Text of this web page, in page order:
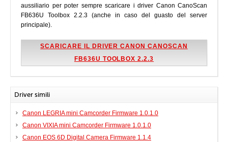
aussiliario per poter sempre scaricare i driver Canon CanoScan
FB636U Toolbox 2.2.3 (anche in caso del guasto del server
principale).
SCARICARE IL DRIVER CANON CANOSCAN
FB636U TOOLBOX 2.2.3
Driver simili
Canon LEGRIA mini Camcorder Firmware 1.0.1.0
Canon VIXIA mini Camcorder Firmware 1.0.1.0
Canon EOS 6D Digital Camera Firmware 1.1.4